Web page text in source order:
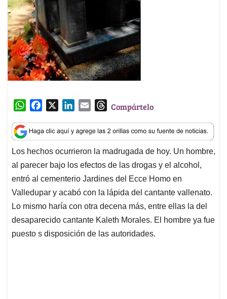
W
a
t
s
A
p
p
c
e
b
o
o
k
n
k
e
d
I
n
a
i
l
T
r
e
a
d
s
Compártelo
Los hechos ocurrieron la madrugada de hoy. Un hombre,
al parecer bajo los efectos de las drogas y el alcohol,
entró al cementerio Jardines del Ecce Homo en
Valledupar y acabó con la lápida del cantante vallenato.
Lo mismo haría con otra decena más, entre ellas la del
desaparecido cantante Kaleth Morales. El hombre ya fue
puesto s disposición de las autoridades.